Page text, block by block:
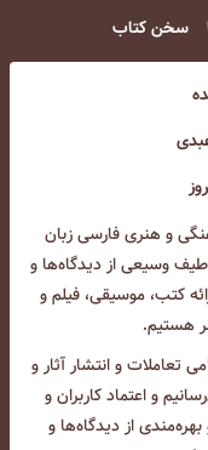
سخن کتاب
و هنری فارسی زبان
وسیعی از دیدگاه‌ها و
کتب، موسیقی، فیلم و
هستیم.
تعاملات و انتشار آثار و
و اعتماد کاربران و
از دیدگاه‌ها و